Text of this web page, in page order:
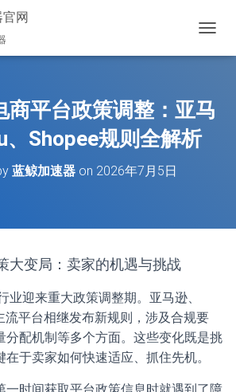
网
换
商平台政策调整：亚马
、Shopee规则全解析
蓝鲸加速器 on 2026年7月5日
大变局：卖家的机遇与挑战
业迎来重大政策调整期。亚马逊、
流平台相继发布新规则，涉及合规要
分配机制等多个方面。这些变化既是挑
于卖家如何快速适应、抓住先机。
一时间获取平台政策信息时就遇到了障